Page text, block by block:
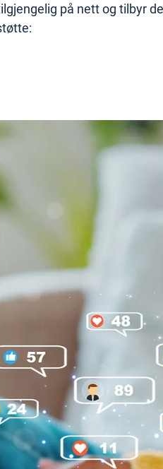
på nett og tilbyr